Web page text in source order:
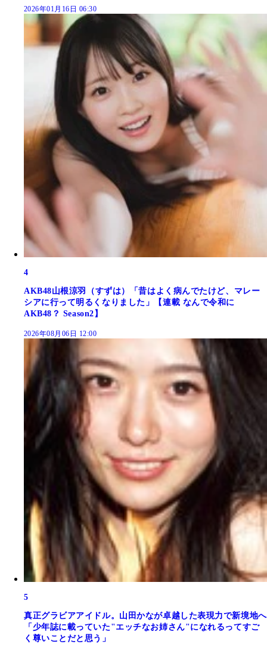
2026年01月16日 06:30
4
AKB48山根涼羽（すずは）「昔はよく病んでたけど、マレー
シアに行って明るくなりました」【連載 なんで令和に
AKB48？ Season2】
2026年08月06日 12:00
5
真正グラビアアイドル。山田かなが卓越した表現力で新境地へ
「少年誌に載っていた"エッチなお姉さん"になれるってすご
く尊いことだと思う」